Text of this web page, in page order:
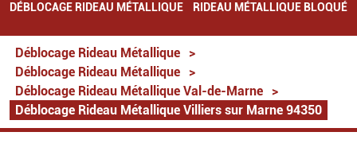
DÉBLOCAGE RIDEAU MÉTALLIQUE
RIDEAU MÉTALLIQUE BLOQUÉ
Déblocage Rideau Métallique
>
Déblocage Rideau Métallique
>
Déblocage Rideau Métallique Val-de-Marne
>
Déblocage Rideau Métallique Villiers sur Marne 94350